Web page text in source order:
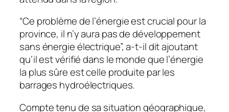
“Ce problème de l’énergie est crucial pour la
province, il n’y aura pas de développement
sans énergie électrique”, a-t-il dit ajoutant
qu’il est vérifié dans le monde que l’énergie
la plus sûre est celle produite par les
barrages hydroélectriques.
Compte tenu de sa situation géographique,